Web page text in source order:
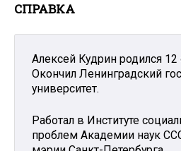
СПРАВКА
Алексей Кудрин родился 12
Окончил Ленинградский
университет.
Работал в Институте
проблем Академии наук